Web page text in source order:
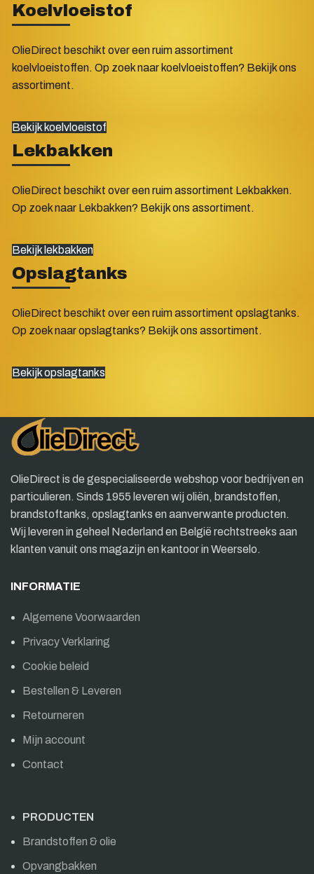
Koelvloeistof
OlieDirect beschikt over een ruim assortiment
koelvloeistoffen. Op zoek naar koelvloeistoffen? Bekijk ons
assortiment.
Bekijk koelvloeistof
Lekbakken
OlieDirect beschikt over een ruim assortiment Lekbakken.
Op zoek naar Lekbakken? Bekijk ons assortiment.
Bekijk lekbakken
Opslagtanks
OlieDirect beschikt over een ruim assortiment opslagtanks.
Op zoek naar opslagtanks? Bekijk ons assortiment.
Bekijk opslagtanks
OlieDirect is de gespecialiseerde webshop voor bedrijven en
particulieren. Sinds 1955 leveren wij oliën, brandstoffen,
brandstoftanks, opslagtanks en aanverwante producten.
Wij leveren in geheel Nederland en België rechtstreeks aan
klanten vanuit ons magazijn en kantoor in Weerselo.
INFORMATIE
Algemene Voorwaarden
Privacy Verklaring
Cookie beleid
Bestellen & Leveren
Retourneren
Mijn account
Contact
PRODUCTEN
Brandstoffen & olie
Opvangbakken